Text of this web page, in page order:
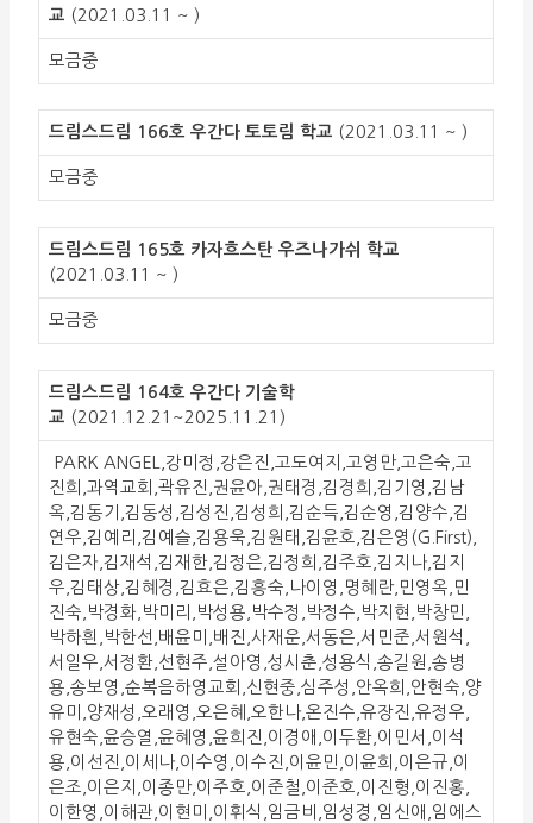
교 (2021.03.11 ~ )
모금중
드림스드림 166호 우간다 토토림 학교 (2021.03.11 ~ )
모금중
드림스드림 165호 카자흐스탄 우즈나가쉬 학교
(2021.03.11 ~ )
모금중
드림스드림 164호 우간다 기술학
교 (2021.12.21~2025.11.21)
PARK ANGEL,강미정,강은진,고도여지,고영만,고은숙,고
진희,과역교회,곽유진,권윤아,권태경,김경희,김기영,김남
옥,김동기,김동성,김성진,김성희,김순득,김순영,김양수,김
연우,김예리,김예슬,김용욱,김원태,김윤호,김은영(G.First),
김은자,김재석,김재한,김정은,김정희,김주호,김지나,김지
우,김태상,김혜경,김효은,김흥숙,나이영,명혜란,민영옥,민
진숙,박경화,박미리,박성용,박수정,박정수,박지현,박창민,
박하흰,박한선,배윤미,배진,사재운,서동은,서민준,서원석,
서일우,서정환,선현주,설아영,성시춘,성용식,송길원,송병
용,송보영,순복음하영교회,신현중,심주성,안옥희,안현숙,양
유미,양재성,오래영,오은혜,오한나,온진수,유장진,유정우,
유현숙,윤승열,윤혜영,윤희진,이경애,이두환,이민서,이석
용,이선진,이세나,이수영,이수진,이윤민,이윤희,이은규,이
은조,이은지,이종만,이주호,이준철,이준호,이진형,이진홍,
이한영,이해관,이현미,이휘식,임금비,임성경,임신애,임에스